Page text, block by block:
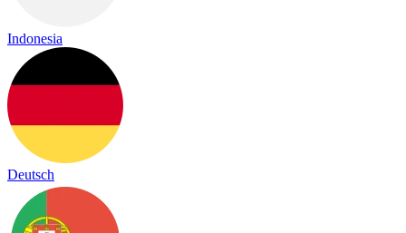
Indonesia
Deutsch